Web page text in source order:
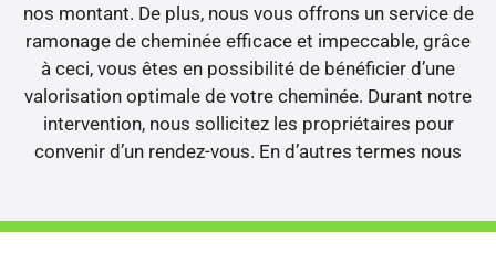
nos montant. De plus, nous vous offrons un service de
ramonage de cheminée efficace et impeccable, grâce
à ceci, vous êtes en possibilité de bénéficier d’une
valorisation optimale de votre cheminée. Durant notre
intervention, nous sollicitez les propriétaires pour
convenir d’un rendez-vous. En d’autres termes nous